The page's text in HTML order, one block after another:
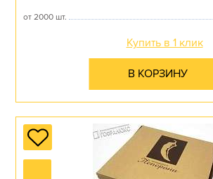
от 2000 шт.
Купить в 1 клик
В КОРЗИНУ